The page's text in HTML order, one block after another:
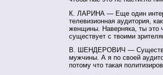
К. ЛАРИНА — Еще один
телевизионная аудитория,
женщины. Наверняка, ты это
существует с твоими
В. ШЕНДЕРОВИЧ —
мужчины. А я по своей
потому что такая